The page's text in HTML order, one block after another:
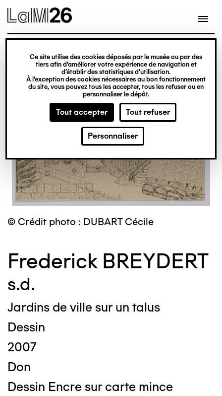
Gestion des cookies
Ce site utilise des cookies déposés par le musée ou par des
tiers afin d’améliorer votre expérience de navigation et
d’établir des statistiques d’utilisation.
À l’exception des cookies nécessaires au bon fonctionnement
du site, vous pouvez tous les accepter, tous les refuser ou en
personnaliser le dépôt.
Tout accepter Tout refuser
Personnaliser
contenu
© Crédit photo : DUBART Cécile
Frederick BREYDERT
s.d.
Jardins de ville sur un talus
Dessin
2007
Don
Dessin Encre sur carte mince